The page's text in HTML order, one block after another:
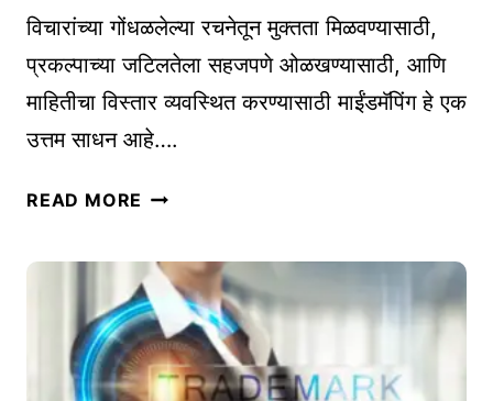
N
B
U
G
T
I
N
E
S
S
L
N
त
या
र
क
विचारांच्या गोंधळलेल्या रचनेतून मुक्तता मिळवण्यासाठी,
प्रकल्पाच्या जटिलतेला सहजपणे ओळखण्यासाठी, आणि
माहितीचा विस्तार व्यवस्थित करण्यासाठी माईंडमॅपिंग हे एक
उत्तम साधन आहे….
READ MORE मा
मॅ
पिं
ग
: